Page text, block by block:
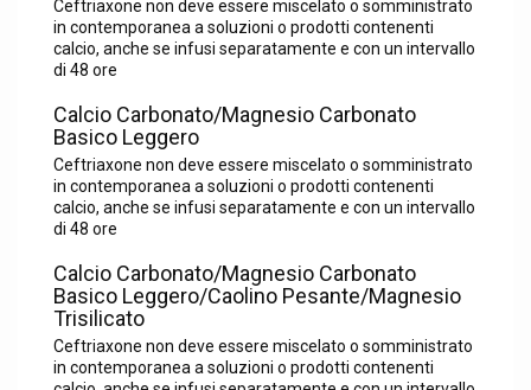
Ceftriaxone non deve essere miscelato o somministrato
in contemporanea a soluzioni o prodotti contenenti
calcio, anche se infusi separatamente e con un intervallo
di 48 ore
Calcio Carbonato/Magnesio Carbonato
Basico Leggero
Ceftriaxone non deve essere miscelato o somministrato
in contemporanea a soluzioni o prodotti contenenti
calcio, anche se infusi separatamente e con un intervallo
di 48 ore
Calcio Carbonato/Magnesio Carbonato
Basico Leggero/Caolino Pesante/Magnesio
Trisilicato
Ceftriaxone non deve essere miscelato o somministrato
in contemporanea a soluzioni o prodotti contenenti